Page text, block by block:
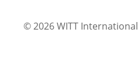
© 2026 WITT International